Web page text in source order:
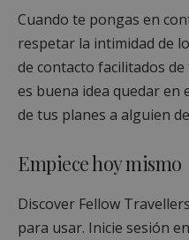
Cuando te pongas en
respetar la intimidad de
de contacto facilitados
es buena idea quedar
de tus planes a alguien
Empiece hoy mismo
Discover Fellow
para usar. Inicie sesión